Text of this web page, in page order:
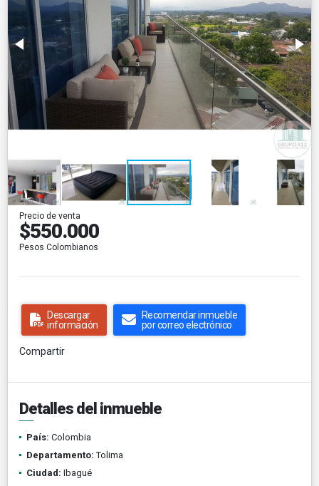
Precio de venta
$550.000
Pesos Colombianos
Descargar
información
Recomendar inmueble
por correo electrónico
Compartir
Detalles del inmueble
País: Colombia
Departamento: Tolima
Ciudad: Ibagué